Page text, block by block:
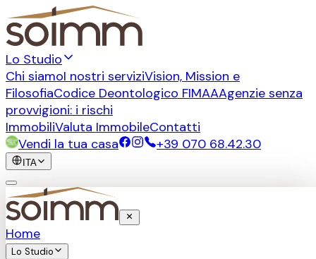
Lo Studio
Chi siamoI nostri serviziVision, Mission e
FilosofiaCodice Deontologico FIMAAAgenzie senza
provvigioni: i rischi
ImmobiliValuta ImmobileContatti
Vendi la tua casa
+39 070 68.42.30
ITA
Home
Lo Studio